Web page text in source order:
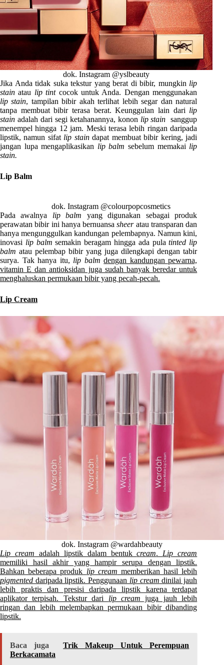
dok. Instagram @yslbeauty
Jika Anda tidak suka tekstur yang berat di bibir, mungkin lip
stainatau lip tint cocok untuk Anda. Dengan menggunakan
lip stain, tampilan bibir akah terlihat lebih segar dan natural
tanpa membuat bibir terasa berat. Keunggulan lain dari lip
stain adalah dari segi ketahanannya, konon lip stain sanggup
menempel hingga 12 jam. Meski terasa lebih ringan daripada
lipstik, namun sifat lip staindapat membuat bibir kering, jadi
jangan lupa mengaplikasikan lip balmsebelum memakai lip
stain.
Lip Balm
dok. Instagram @colourpopcosmetics
Pada awalnya lip balm yang digunakan sebagai produk
perawatan bibir ini hanya bernuansasheer atau transparan dan
hanya mengunggulkan kandungan pelembapnya. Namun kini,
inovasi lip balmsemakin beragam hingga ada pulatinted lip
balm atau pelembap bibir yang juga dilengkapi dengan tabir
surya. Tak hanya itu, lip balmdengan kandungan pewarna,
vitamin E dan antioksidan juga sudah banyak beredar untuk
menghaluskan permukaan bibir yang pecah-pecah.
Lip Cream
dok. Instagram @wardahbeauty
Lip cream adalah lipstik dalam bentukcream. Lip cream
memiliki hasil akhir yang hampir serupa dengan lipstik.
Bahkan beberapa produk lip cream memberikan hasil lebih
pigmented daripada lipstik. Penggunaan lip cream dinilai jauh
lebih praktis dan presisi daripada lipstik karena terdapat
aplikator terpisah. Tekstur dari lip cream juga jauh lebih
ringan dan lebih melembapkan permukaan bibir dibanding
lipstik.
Baca juga
Trik Makeup Untuk Perempuan
Berkacamata